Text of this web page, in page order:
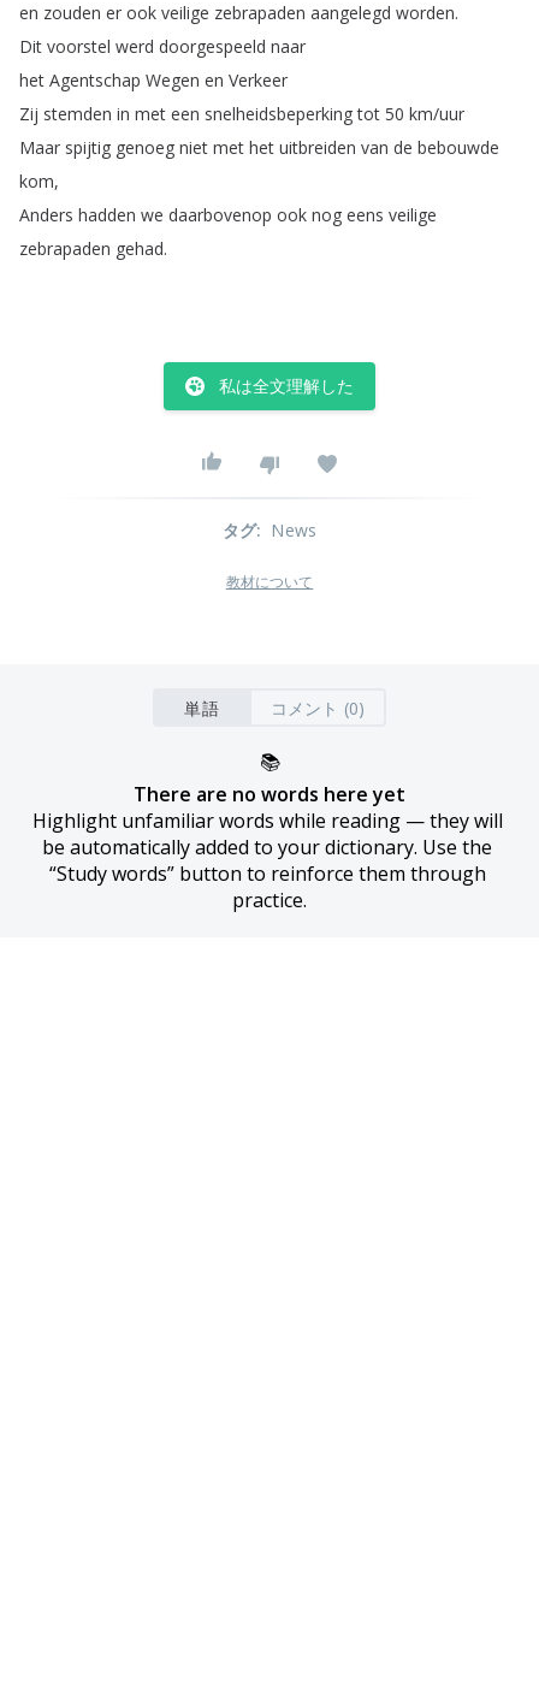
en zouden er ook veilige zebrapaden aangelegd worden.
Dit voorstel werd doorgespeeld naar
het Agentschap Wegen en Verkeer
Zij stemden in met een snelheidsbeperking tot 50 km/uur
Maar spijtig genoeg niet met het uitbreiden van de bebouwde
kom,
Anders hadden we daarbovenop ook nog eens veilige
zebrapaden gehad.
私は全文理解した
タグ: News
教材について
単語 コメント (0)
📚
There are no words here yet
Highlight unfamiliar words while reading — they will
be automatically added to your dictionary. Use the
“Study words” button to reinforce them through
practice.